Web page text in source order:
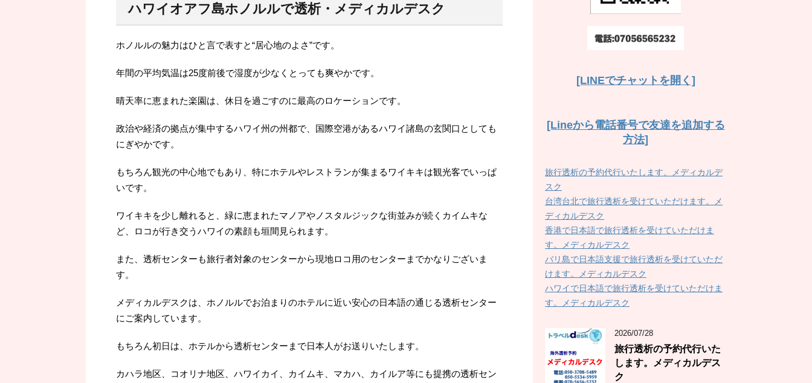
ハワイオアフ島ホノルルで透析・メディカルデスク
ホノルルの魅力はひと言で表すと“居心地のよさ”です。
年間の平均気温は25度前後で湿度が少なくとっても爽やかです。
晴天率に恵まれた楽園は、休日を過ごすのに最高のロケーションです。
政治や経済の拠点が集中するハワイ州の州都で、国際空港があるハワイ諸島の玄関口としても
にぎやかです。
もちろん観光の中心地でもあり、特にホテルやレストランが集まるワイキキは観光客でいっぱ
いです。
ワイキキを少し離れると、緑に恵まれたマノアやノスタルジックな街並みが続くカイムキな
ど、ロコが行き交うハワイの素顔も垣間見られます。
また、透析センターも旅行者対象のセンターから現地ロコ用のセンターまでかなりございま
す。
メディカルデスクは、ホノルルでお泊まりのホテルに近い安心の日本語の通じる透析センター
にご案内しています。
もちろん初日は、ホテルから透析センターまで日本人がお送りいたします。
カハラ地区、コオリナ地区、ハワイカイ、カイムキ、マカハ、カイルア等にも提携の透析セン
[LINEでチャットを開く]
[Lineから電話番号で友達を追加する
方法]
旅行透析の予約代行いたします。メディカルデ
スク
台湾台北で旅行透析を受けていただけます。メ
ディカルデスク
香港で日本語で旅行透析を受けていただけま
す。メディカルデスク
バリ島で日本語支援で旅行透析を受けていただ
けます。メディカルデスク
ハワイで日本語で旅行透析を受けていただけま
す。メディカルデスク
2026/07/28
旅行透析の予約代行いた
します。メディカルデス
ク